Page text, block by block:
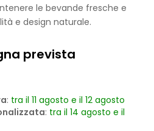
le bevande fresche e
e design naturale.
prevista
: tra il 11 agosto e il 12 agosto
: tra il 14 agosto e il